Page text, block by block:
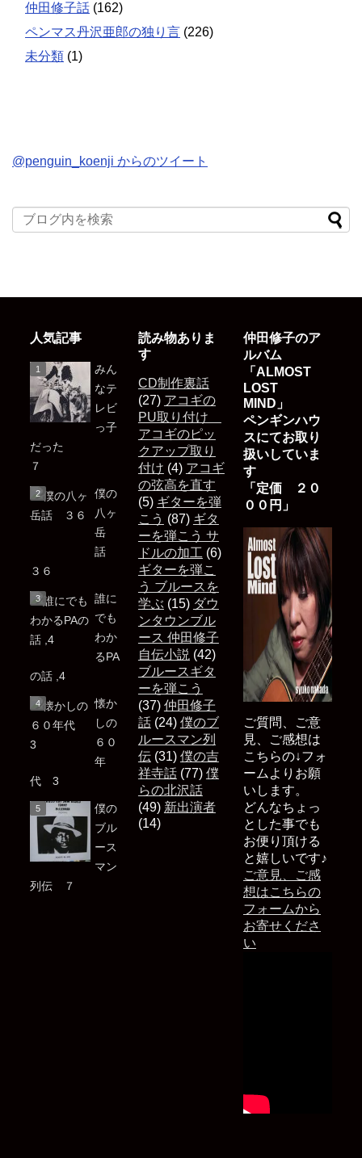
仲田修子話 (162)
ペンマス丹沢亜郎の独り言 (226)
未分類 (1)
@penguin_koenji からのツイート
人気記事
みん
なテ
レビ
っ子
だった
７
僕の
八ヶ
岳
話
３６
誰に
でも
わか
るPA
の話 ,4
懐か
しの
６０
年
代 3
僕の
ブル
ース
マン
列伝 ７
読み物ありま
す
CD制作裏話
(27) アコギの
PU取り付け
アコギのピッ
クアップ取り
付け (4) アコギ
の弦高を直す
(5) ギターを弾
こう (87) ギタ
ーを弾こう サ
ドルの加工 (6)
ギターを弾こ
う ブルースを
学ぶ (15) ダウ
ンタウンブル
ース 仲田修子
自伝小説 (42)
ブルースギタ
ーを弾こう
(37) 仲田修子
話(24) 僕のブ
ルースマン列
伝(31) 僕の吉
祥寺話(77) 僕
らの北沢話
(49) 新出演者
(14)
仲田修子のア
ルバム
「ALMOST
LOST
MIND」
ペンギンハウ
スにてお取り
扱いしていま
す
「定価 ２０
００円」
ご質問、ご意
見、ご感想は
こちらの↓フォ
ームよりお願
いします。
どんなちょっ
とした事でも
お便り頂ける
と嬉しいです♪
ご意見、ご感
想はこちらの
フォームから
お寄せくださ
い